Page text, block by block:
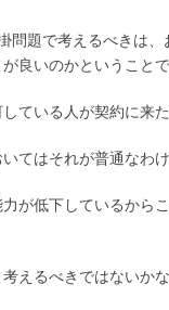
問題で考えるべきは
良いのかということで
ている人が契約に来
てはそれが普通なわけ
が低下しているから
えるべきではないか